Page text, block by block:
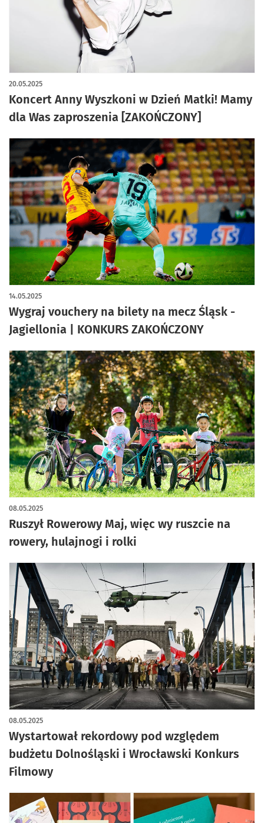
Koncert Anny Wyszkoni w Dzień Matki! Mamy
dla Was zaproszenia [ZAKOŃCZONY]
20.05.2025
Wygraj vouchery na bilety na mecz Śląsk -
Jagiellonia | KONKURS ZAKOŃCZONY
14.05.2025
Ruszył Rowerowy Maj, więc wy ruszcie na
rowery, hulajnogi i rolki
08.05.2025
Wystartował rekordowy pod względem
budżetu Dolnośląski i Wrocławski Konkurs
Filmowy
08.05.2025